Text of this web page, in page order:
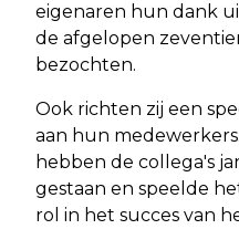
eigenaren hun dank
de afgelopen
bezochten.
Ook richten zij een
aan hun
hebben de collega's
gestaan en speelde
rol in het succes van